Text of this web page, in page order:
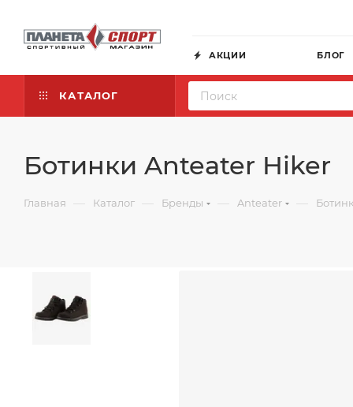
АКЦИИ БЛОГ
КАТАЛОГ
Ботинки Anteater Hiker
Главная — Каталог — Бренды — Anteater —